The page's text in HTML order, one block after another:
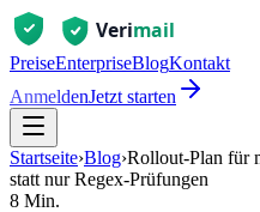
PreiseEnterpriseBlogKontakt
AnmeldenJetzt starten
Startseite›Blog›Rollout‑Plan für
statt nur Regex‑Prüfungen
8 Min.